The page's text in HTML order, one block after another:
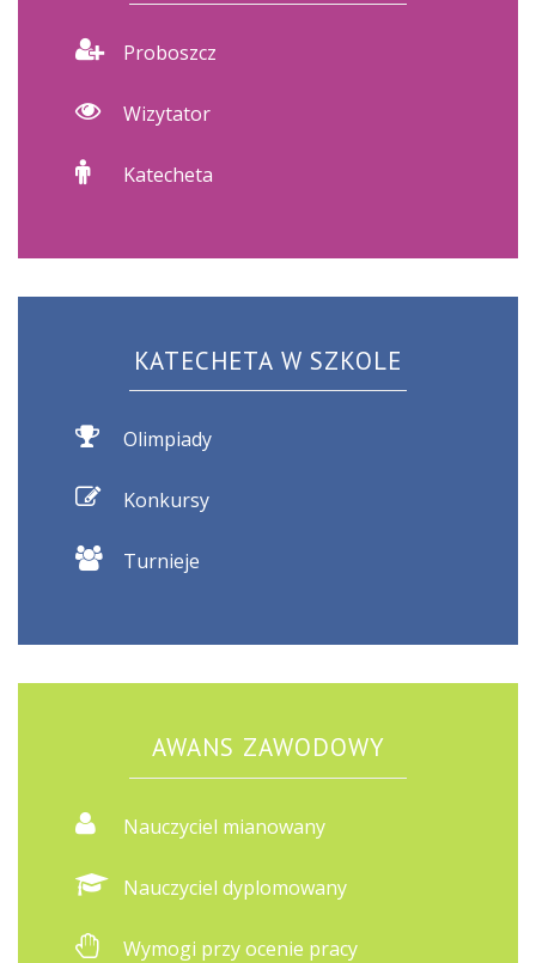
Proboszcz
Wizytator
Katecheta
KATECHETA W SZKOLE
Olimpiady
Konkursy
Turnieje
AWANS ZAWODOWY
Nauczyciel mianowany
Nauczyciel dyplomowany
Wymogi przy ocenie pracy